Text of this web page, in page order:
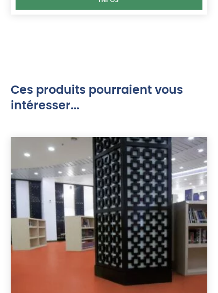
Ces produits pourraient vous
intéresser...